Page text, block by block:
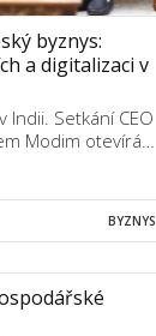
byznys:
a digitalizaci v
Indii. Setkání CEO
Modim otevírá…
BYZNYS